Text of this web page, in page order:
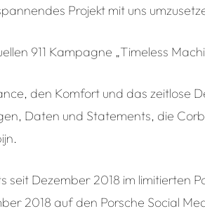
Projekt mit uns
911 Kampagne „Timeless
den Komfort und das zeitlose
Daten und Statements, die
seit Dezember 2018 im limitierten
2018 auf den Porsche Social